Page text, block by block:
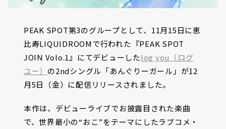
PEAK SPOT第3のグループとして、11月15日に恵
比寿LIQUIDROOMで行われた『PEAK SPOT
JOIN Volo.1』にてデビューしたlog you（ログ
ユー） の2ndシングル「あんぐりーガール」が12
月5日（金）に配信リリースされました。
本作は、デビューライブでお披露目された楽曲
で、世界最小の“おこ”をテーマにしたラブコメ・